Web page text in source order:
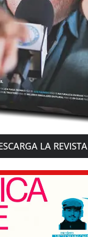
LA REVISTA